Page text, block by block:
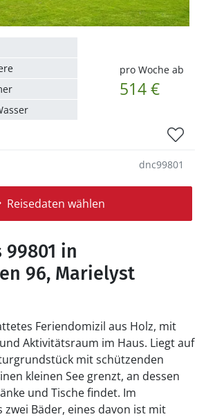
pro Woche ab
514 €
dnc99801
Reisedaten wählen
99801 in
96, Marielyst
Feriendomizil aus Holz, mit
Aktivitätsraum im Haus. Liegt auf
mit schützenden
kleinen See grenzt, an dessen
und Tische findet. Im
zwei Bäder, eines davon ist mit